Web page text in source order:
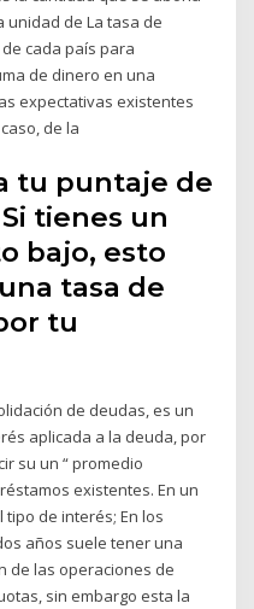
unidad de La tasa de
cada país para
de dinero en una
expectativas existentes
de la
tu puntaje de
tienes un
bajo, esto
tasa de
tu
de deudas, es un
aplicada a la deuda, por
su un “ promedio
existentes. En un
de interés; En los
años suele tener una
de las operaciones de
sin embargo esta la